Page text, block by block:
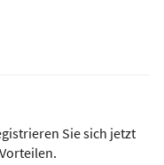
Sie sich jetzt